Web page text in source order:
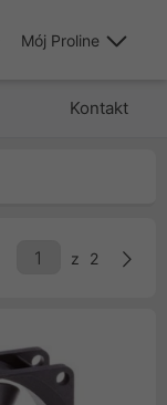
Mój Proline
Kontakt
z 2